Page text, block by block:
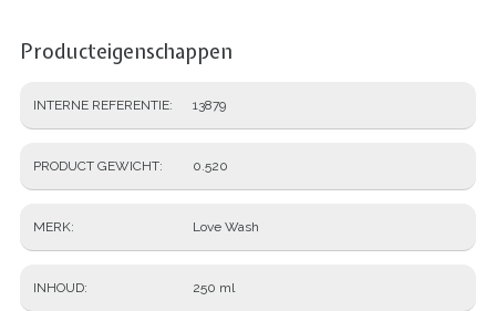
Producteigenschappen
INTERNE REFERENTIE 13879
PRODUCT GEWICHT 0.520
MERK Love Wash
INHOUD 250 ml